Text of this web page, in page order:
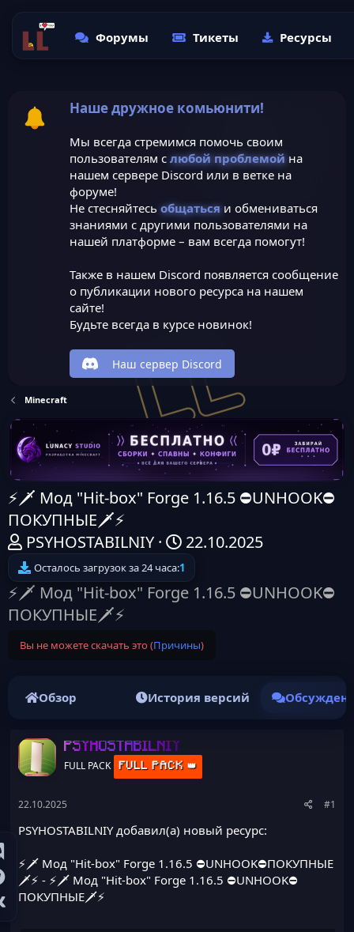
Форумы Тикеты Ресурсы
Наше дружное комьюнити!
Мы всегда стремимся помочь своим
пользователям с любой проблемойна
нашем сервере Discord или в ветке на
форуме!
Не стесняйтесь общатьсяи обмениваться
знаниями с другими пользователями на
нашей платформе – вам всегда помогут!
Также в нашем Discord появляется сообщение
о публикации нового ресурса на нашем
сайте!
Будьте всегда в курсе новинок!
Наш сервер Discord
Minecraft
⚡🗡️ Мод "Hit-box" Forge 1.16.5 ⛔UNHOOK⛔
ПОКУПНЫЕ🗡️⚡
А
в
т
о
т
м
PSYHOSTABILNIY
Д
т
а
а
22.10.2025
Осталось загрузок за 24 часа:1
⚡🗡️ Мод "Hit-box" Forge 1.16.5 ⛔UNHOOK⛔
ПОКУПНЫЕ🗡️⚡
Вы не можете скачать это (Причины)
Обзор История версий
PSYHOSTABILNIY
FULL PACK FULL PACK 👑
22.10.2025 #1
PSYHOSTABILNIY добавил(а) новый ресурс:
⚡🗡️ Мод "Hit-box" Forge 1.16.5 ⛔UNHOOK⛔ПОКУПНЫЕ
🗡️⚡ - ⚡🗡️ Мод "Hit-box" Forge 1.16.5 ⛔UNHOOK⛔
ПОКУПНЫЕ🗡️⚡